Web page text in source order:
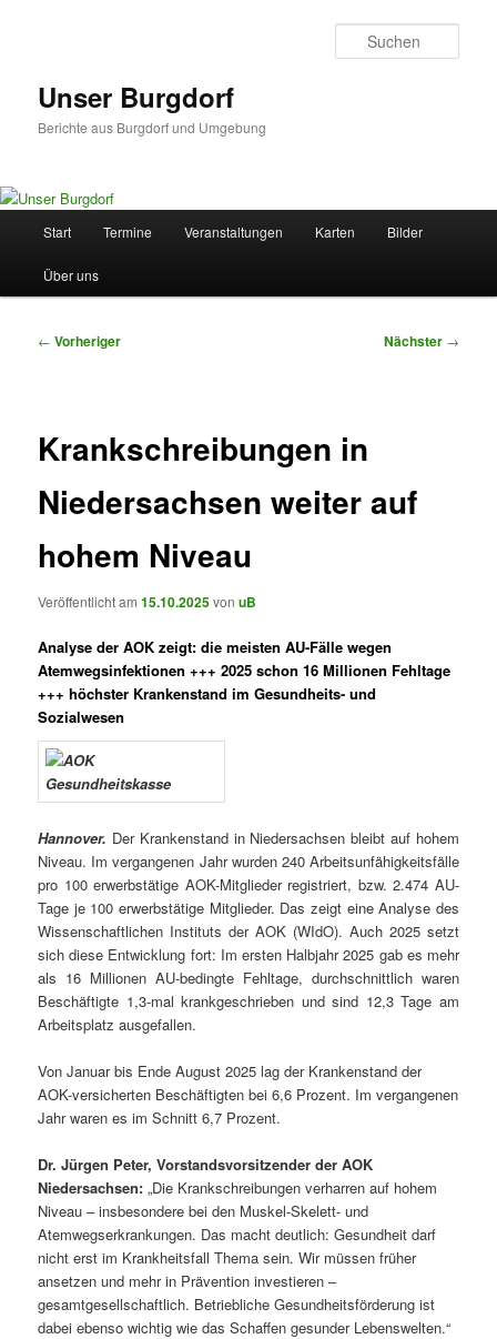
Unser Burgdorf
Berichte aus Burgdorf und Umgebung
Start Termine Veranstaltungen Karten Bilder
Über uns
Beitragsnavigation
← Vorheriger Nächster →
Krankschreibungen in
Niedersachsen weiter auf
hohem Niveau
Veröffentlicht am15.10.2025vonuB
Analyse der AOK zeigt: die meisten AU-Fälle wegen
Atemwegsinfektionen +++ 2025 schon 16 Millionen Fehltage
+++ höchster Krankenstand im Gesundheits- und
Sozialwesen
Hannover. Der Krankenstand in Niedersachsen bleibt auf hohem
Niveau. Im vergangenen Jahr wurden 240 Arbeitsunfähigkeitsfälle
pro 100 erwerbstätige AOK-Mitglieder registriert, bzw. 2.474 AU-
Tage je 100 erwerbstätige Mitglieder. Das zeigt eine Analyse des
Wissenschaftlichen Instituts der AOK (WIdO). Auch 2025 setzt
sich diese Entwicklung fort: Im ersten Halbjahr 2025 gab es mehr
als 16 Millionen AU-bedingte Fehltage, durchschnittlich waren
Beschäftigte 1,3-mal krankgeschrieben und sind 12,3 Tage am
Arbeitsplatz ausgefallen.
Von Januar bis Ende August 2025 lag der Krankenstand der
AOK-versicherten Beschäftigten bei 6,6 Prozent. Im vergangenen
Jahr waren es im Schnitt 6,7 Prozent.
Dr. Jürgen Peter, Vorstandsvorsitzender der AOK
Niedersachsen: „Die Krankschreibungen verharren auf hohem
Niveau – insbesondere bei den Muskel-Skelett- und
Atemwegserkrankungen. Das macht deutlich: Gesundheit darf
nicht erst im Krankheitsfall Thema sein. Wir müssen früher
ansetzen und mehr in Prävention investieren –
gesamtgesellschaftlich. Betriebliche Gesundheitsförderung ist
dabei ebenso wichtig wie das Schaffen gesunder Lebenswelten.“